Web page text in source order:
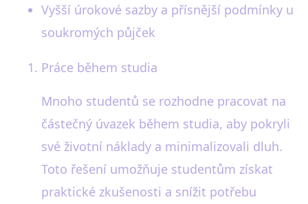
Vyšší úrokové sazby a přísnější podmínky u
soukromých půjček
Práce během studia
Mnoho studentů se rozhodne pracovat na
částečný úvazek během studia, aby pokryli
své životní náklady a minimalizovali dluh.
Toto řešení umožňuje studentům získat
praktické zkušenosti a snížit potřebu